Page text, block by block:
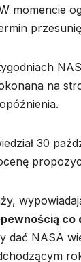
momencie
na
30
co
dać NASA